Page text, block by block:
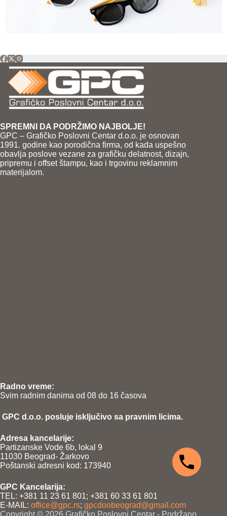
SPREMNI DA PODRŽIMO NAJBOLJE!
GPC – Grafičko Poslovni Centar d.o.o. je osnovan
1991. godine kao porodična firma, od kada uspešno
obavlja poslove vezane za grafičku delatnost, dizajn,
pripremu i offset štampu, kao i trgovinu reklamnim
materijalom.
Radno vreme:
Svim radnim danima od 08 do 16 časova
GPC d.o.o. posluje isključivo sa pravnim licima.
Adresa kancelarije:
Partizanske Vode 6b, lokal 9
11030 Beograd- Žarkovo
Poštanski adresni kod: 173940
GPC Kancelarija:
TEL: +381 11 23 61 801; +381 60 33 61 801
E-MAIL: office@gpc.rs; gpcdoobeograd@gmail.com
Copyright © 2026 Grafičko Poslovni Centar - Podržano